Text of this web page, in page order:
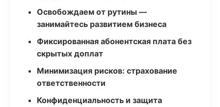
Освобождаем от рутины —
занимайтесь развитием бизнеса
Фиксированная абонентская плата без
скрытых доплат
Минимизация рисков: страхование
ответственности
Конфиденциальность и защита